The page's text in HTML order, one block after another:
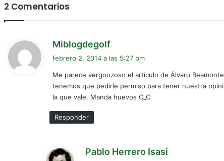
2 Comentarios
Miblogdegolf
e
:
febrero 2, 2014 a las 5:27 pm
Me parece vergonzoso el artículo de Álvaro
tenemos que pedirle permiso para tener nuestra
la que vale. Manda huevos O_O
Responder
Pablo Herrero Isasi